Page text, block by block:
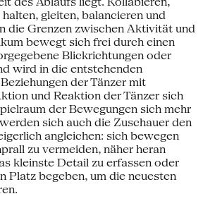
gleiten, balancieren und
die Grenzen zwischen Aktivität und
bewegt sich frei durch einen
Blickrichtungen oder
wird in die entstehenden
der Tänzer mit
und Reaktion der Tänzer sich
der Bewegungen sich mehr
sich auch die Zuschauer den
angleichen: sich bewegen
zu vermeiden, näher heran
kleinste Detail zu erfassen oder
Platz begeben, um die neuesten